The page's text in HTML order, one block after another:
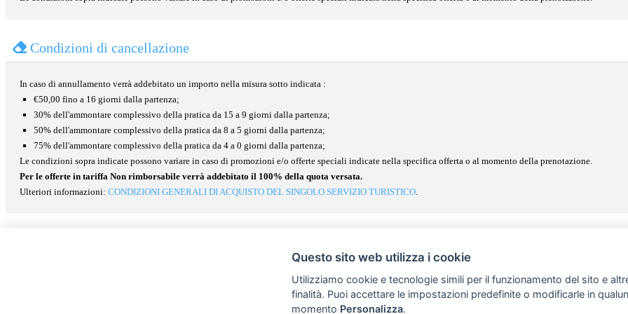
Condizioni di cancellazione
In caso di annullamento verrà addebitato un importo nella misura sotto indicata :
€50,00 fino a 16 giorni dalla partenza;
30% dell'ammontare complessivo della pratica da 15 a 9 giorni dalla partenza;
50% dell'ammontare complessivo della pratica da 8 a 5 giorni dalla partenza;
75% dell'ammontare complessivo della pratica da 4 a 0 giorni dalla partenza;
Le condizioni sopra indicate possono variare in caso di promozioni e/o offerte speciali indicate nella specifica offerta o al momento della prenotazione.
Per le offerte in tariffa Non rimborsabile verrà addebitato il 100% della quota versata.
Ulteriori informazioni: CONDIZIONI GENERALI DI ACQUISTO DEL SINGOLO SERVIZIO TURISTICO
Questo sito web utilizza i cookie
Utilizziamo cookie e tecnologie simili per il funzionamento del sito e
finalità. Puoi accettare le impostazioni predefinite o modificarle in
momento Personalizza.